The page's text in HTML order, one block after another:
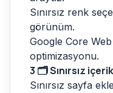
Sınırsız renk
görünüm.
Google Core
optimizasyonu.
3 🗂️ Sınırsız
Sınırsız sayfa